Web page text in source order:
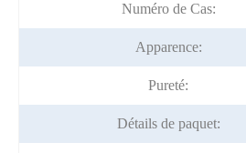
Numéro de Cas:
Apparence:
Pureté:
Détails de paquet: